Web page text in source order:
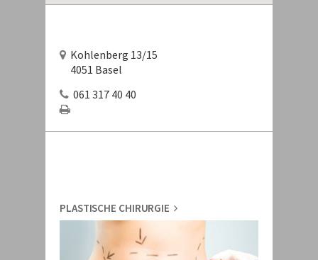
Kohlenberg 13/15
4051 Basel
061 317 40 40
PLASTISCHE CHIRURGIE